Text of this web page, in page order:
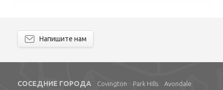
Напишите нам
СОСЕДНИЕ ГОРОДА Covington Park Hills
Avondale